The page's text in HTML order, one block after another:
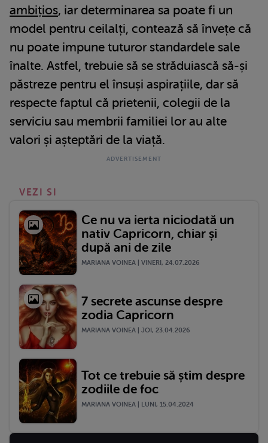
ambițios, iar determinarea sa poate fi un
model pentru ceilalți, contează să învețe că
nu poate impune tuturor standardele sale
înalte. Astfel, trebuie să se străduiască să-și
păstreze pentru el însuși aspirațiile, dar să
respecte faptul că prietenii, colegii de la
serviciu sau membrii familiei lor au alte
valori și așteptări de la viață.
VEZI SI
Ce nu va ierta niciodată un
nativ Capricorn, chiar și
după ani de zile
MARIANA VOINEA | VINERI, 24.07.2026
7 secrete ascunse despre
zodia Capricorn
MARIANA VOINEA | JOI, 23.04.2026
Tot ce trebuie să știm despre
zodiile de foc
MARIANA VOINEA | LUNI, 15.04.2024